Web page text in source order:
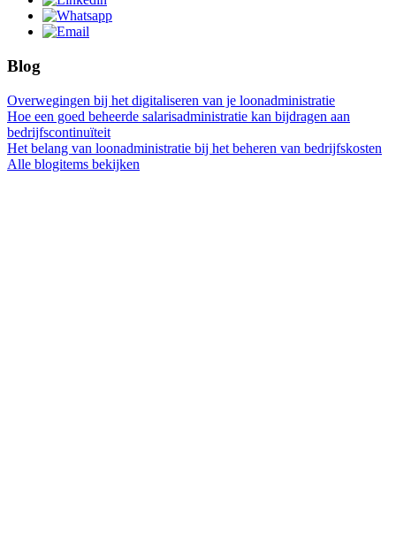
Blog
Overwegingen bij het digitaliseren van je loonadministratie
Hoe een goed beheerde salarisadministratie kan bijdragen aan
bedrijfscontinuïteit
Het belang van loonadministratie bij het beheren van bedrijfskosten
Alle blogitems bekijken